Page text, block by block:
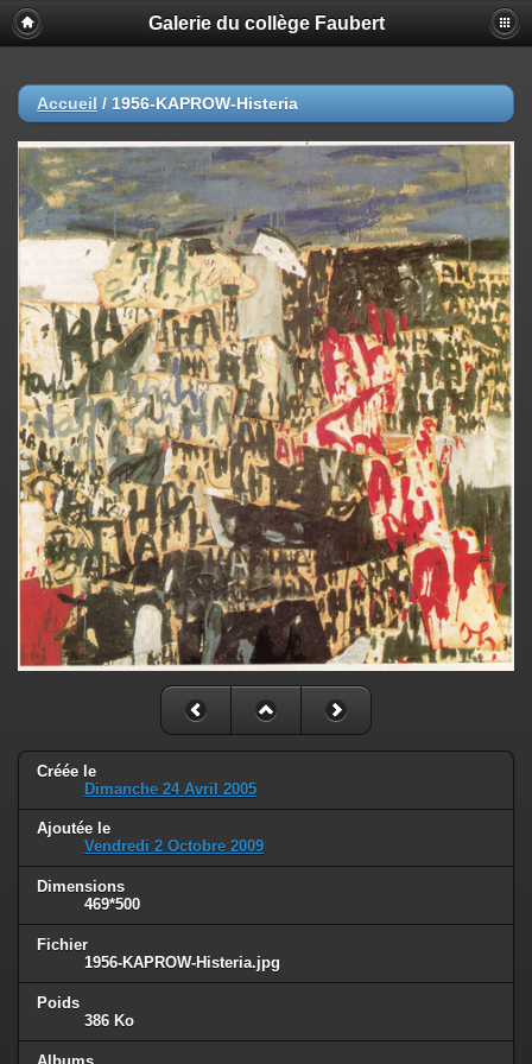
Galerie du collège Faubert
Accueil / 1956-KAPROW-Histeria
Créée le
Dimanche 24 Avril 2005
Ajoutée le
Vendredi 2 Octobre 2009
Dimensions
469*500
Fichier
1956-KAPROW-Histeria.jpg
Poids
386 Ko